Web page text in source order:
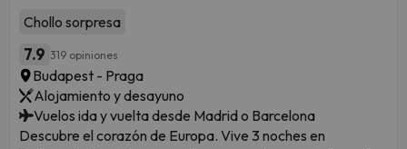
Chollo sorpresa
7.9 319 opiniones
Budapest - Praga
Alojamiento y desayuno
Vuelos ida y vuelta desde Madrid o Barcelona
Descubre el corazón de Europa. Vive 3 noches en